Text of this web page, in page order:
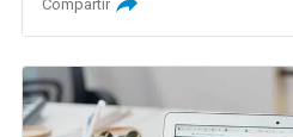
Compartir